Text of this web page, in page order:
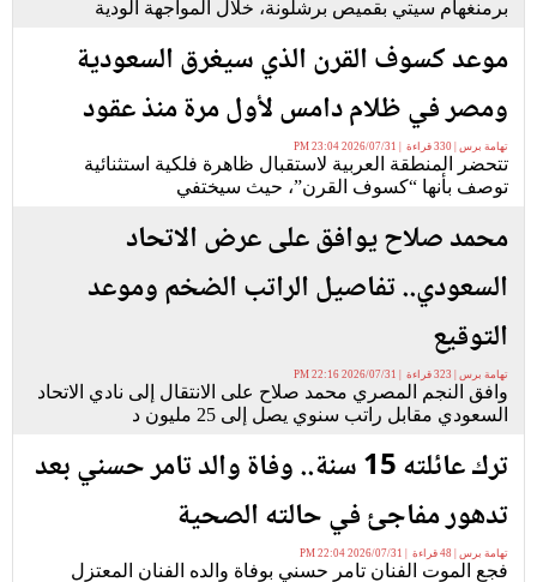
برمنغهام سيتي بقميص برشلونة، خلال المواجهة الودية
موعد كسوف القرن الذي سيغرق السعودية
ومصر في ظلام دامس لأول مرة منذ عقود
تهامة برس | 330 قراءة | 2026/07/31 23:04 PM
تتحضر المنطقة العربية لاستقبال ظاهرة فلكية استثنائية
توصف بأنها “كسوف القرن”، حيث سيختفي
محمد صلاح يوافق على عرض الاتحاد
السعودي.. تفاصيل الراتب الضخم وموعد
التوقيع
تهامة برس | 323 قراءة | 2026/07/31 22:16 PM
وافق النجم المصري محمد صلاح على الانتقال إلى نادي الاتحاد
السعودي مقابل راتب سنوي يصل إلى 25 مليون د
ترك عائلته 15 سنة.. وفاة والد تامر حسني بعد
تدهور مفاجئ في حالته الصحية
تهامة برس | 48 قراءة | 2026/07/31 22:04 PM
فجع الموت الفنان تامر حسني بوفاة والده الفنان المعتزل